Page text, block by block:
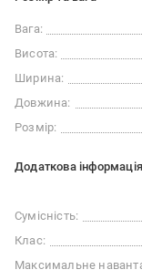
Вага:
Висота:
Ширина:
Довжина:
Розмір:
Додаткова інформація
Сумісність:
Клас:
Максимальне